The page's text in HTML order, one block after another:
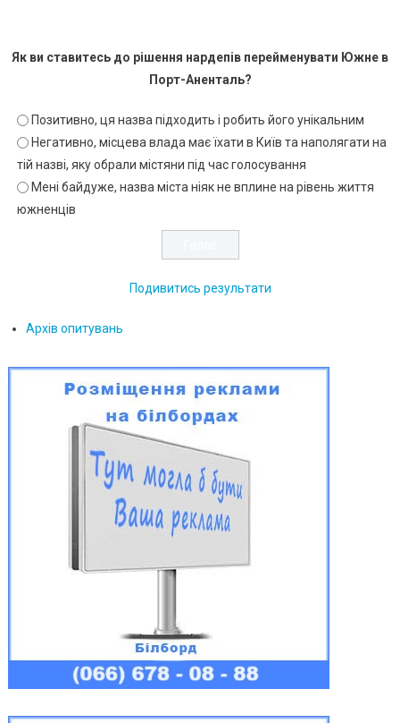
Як ви ставитесь до рішення нардепів перейменувати Южне в
Порт-Аненталь?
Позитивно, ця назва підходить і робить його унікальним
Негативно, місцева влада має їхати в Київ та наполягати на
тій назві, яку обрали містяни під час голосування
Мені байдуже, назва міста ніяк не вплине на рівень життя
южненців
Подивитись результати
Архів опитувань